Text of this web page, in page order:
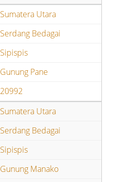
Sumatera Utara
Serdang Bedagai
Sipispis
Gunung Pane
20992
Sumatera Utara
Serdang Bedagai
Sipispis
Gunung Manako